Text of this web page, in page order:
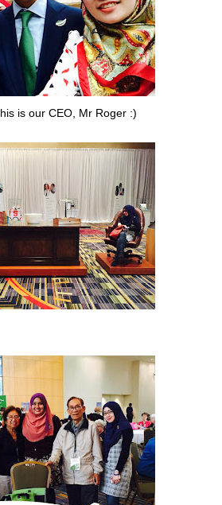
is our CEO, Mr Roger :)